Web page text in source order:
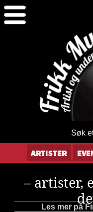
Søk
ARTISTER
– artister,
Les mer på